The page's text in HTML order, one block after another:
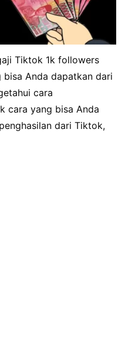
Tiktok 1k followers
Anda dapatkan dari
cara
cara yang bisa Anda
dari Tiktok,